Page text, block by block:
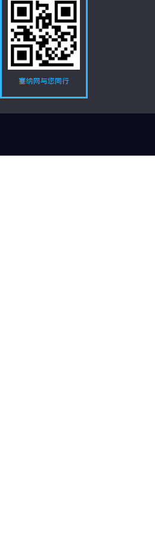
塞纳网与您同行